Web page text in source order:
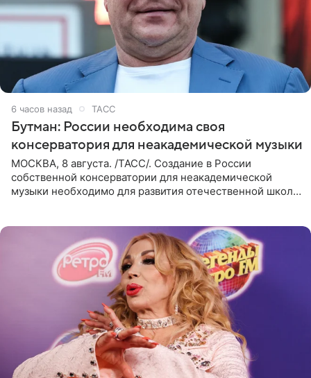
6 часов назад ТАСС
Бутман: России необходима своя
консерватория для неакадемической музыки
МОСКВА, 8 августа. /ТАСС/. Создание в России
собственной консерватории для неакадемической
музыки необходимо для развития отечественной школы